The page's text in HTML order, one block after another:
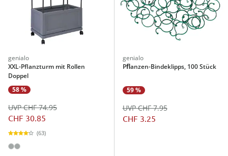
genialo
XXL-Pflanzturm mit Rollen
Doppel
58 %
CHF 30.85
UVP CHF 74.95
(63)
genialo
Pﬂanzen-Bindeklipps, 100 Stück
59 %
CHF 3.25
UVP CHF 7.95